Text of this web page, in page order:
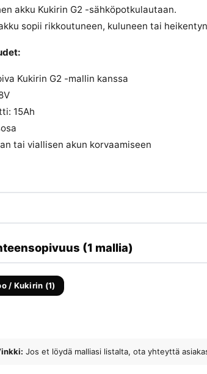
akku Kukirin G2 -sähköpotkulautaan.
sopii rikkoutuneen, kuluneen tai
Kukirin G2 -mallin kanssa
15Ah
tai viallisen akun korvaamiseen
(1 mallia)
/ Kukirin (1)
Jos et löydä malliasi listalta, ota yhteyttä